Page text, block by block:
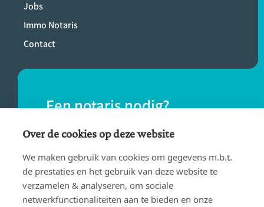
Jobs
Immo Notaris
Contact
Een notaris nodig?
Vind eenvoudig een notaris bij jou in de
buurt.
VIND EEN NOTARIS
Over de cookies op deze website
We maken gebruik van cookies om gegevens m.b.t.
de prestaties en het gebruik van deze website te
verzamelen & analyseren, om sociale
netwerkfunctionaliteiten aan te bieden en onze